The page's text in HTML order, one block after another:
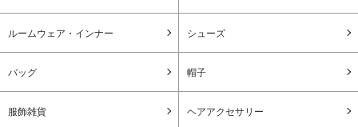
ルームウェア・インナー シューズ
バッグ 帽子
服飾雑貨 ヘアアクセサリー